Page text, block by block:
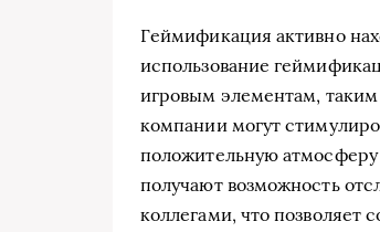
Геймификация активно
использование
игровым элементам,
компании могут
положительную
получают возможность
коллегами, что позволяет